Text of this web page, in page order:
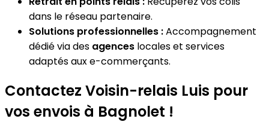
dans le réseau partenaire.
Solutions professionnelles :Accompagnement
dédié via des agences locales et services
adaptés aux e-commerçants.
Contactez Voisin-relais Luis pour
vos envois à Bagnolet !